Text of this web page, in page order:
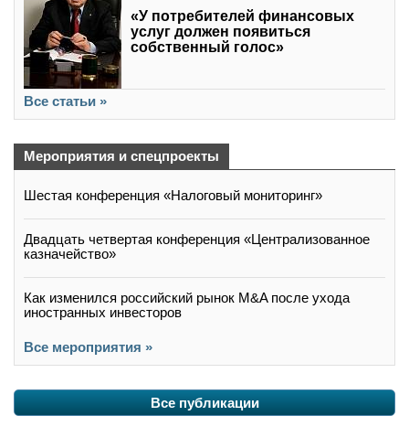
«У потребителей финансовых
услуг должен появиться
собственный голос»
Все статьи »
Мероприятия и спецпроекты
Шестая конференция «Налоговый мониторинг»
Двадцать четвертая конференция «Централизованное
казначейство»
Как изменился российский рынок M&A после ухода
иностранных инвесторов
Все мероприятия »
Все публикации